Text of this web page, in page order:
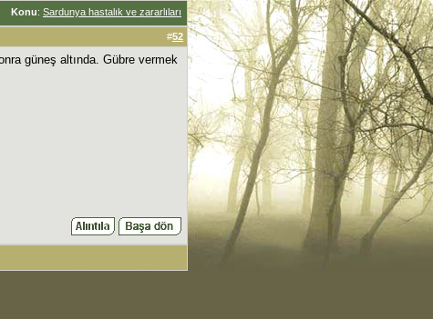
Konu: Sardunya hastalık ve zararlıları
#52
güneş altında. Gübre vermek